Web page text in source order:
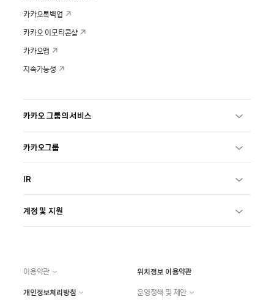
카카오톡백업
카카오 이모티콘샵
카카오맵
지속가능성
카카오 그룹의 서비스
카카오그룹
IR
계정 및 지원
이용약관
위치정보 이용약관
개인정보처리방침
운영정책 및 제안